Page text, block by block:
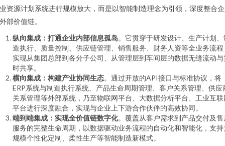
资源计划系统进行规模放大，而是以智能制造理念为引领，深度整合
部价值链。
纵向集成：打通企业内部信息孤岛。它贯穿于研发设计、生产计划、
造执行、质量控制、供应链管理、销售服务、财务人资等全业务流程
实现从集团总部到各分子公司、从管理层到车间层的数据无缝流动与
时共享。
横向集成：构建产业协同生态。通过开放的API接口与标准协议，将
ERP系统与制造执行系统、产品生命周期管理、客户关系管理、供应
关系管理等外部系统，乃至物联网平台、大数据分析平台、工业互联
平台进行深度融合，实现与企业上下游合作伙伴的高效协同。
端到端集成：实现全价值链数字化。覆盖从客户需求到产品交付及售
服务的完整生命周期，以数据驱动业务流程的自动化和智能化，支持
规模个性化定制、柔性生产等智能制造新模式。